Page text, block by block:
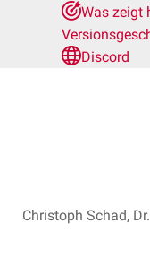
Was zeigt
Discord